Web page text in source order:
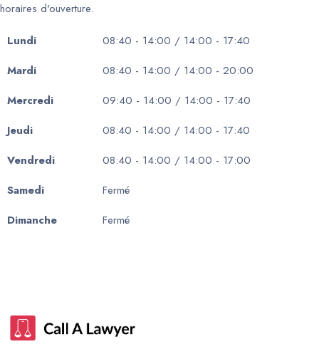
horaires d'ouverture.
Lundi
08:40 - 14:00 / 14:00 - 17:40
Mardi
08:40 - 14:00 / 14:00 - 20:00
Mercredi
09:40 - 14:00 / 14:00 - 17:40
Jeudi
08:40 - 14:00 / 14:00 - 17:40
Vendredi
08:40 - 14:00 / 14:00 - 17:00
Samedi
Fermé
Dimanche
Fermé